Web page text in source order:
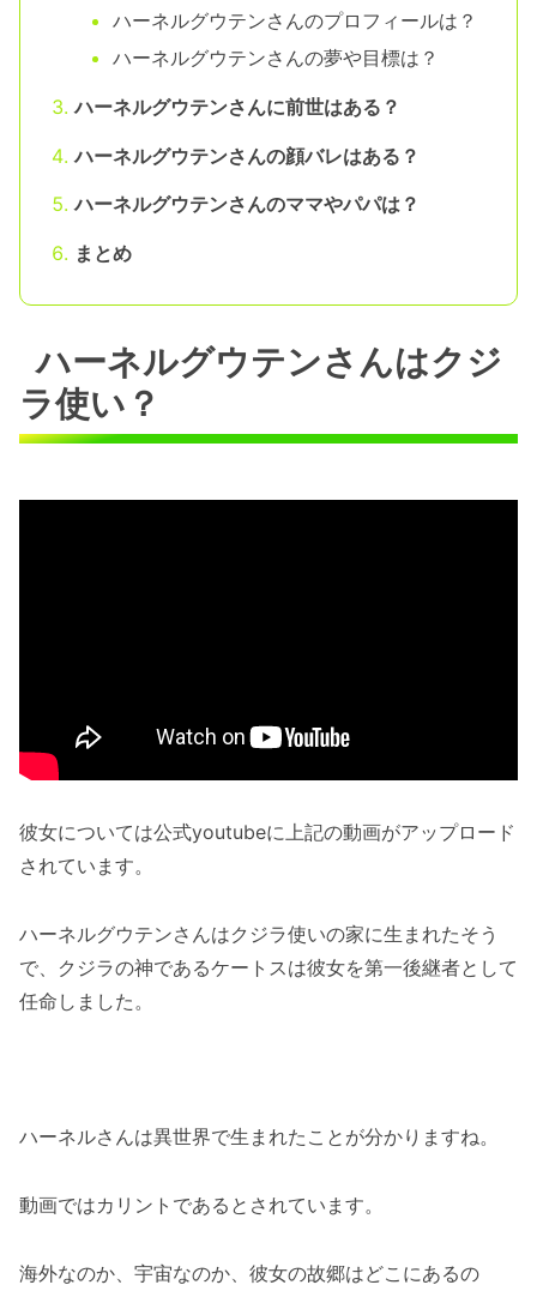
ハーネルグウテンさんのプロフィールは？
ハーネルグウテンさんの夢や目標は？
ハーネルグウテンさんに前世はある？
ハーネルグウテンさんの顔バレはある？
ハーネルグウテンさんのママやパパは？
まとめ
ハーネルグウテンさんはクジ
ラ使い？
彼女については公式youtubeに上記の動画がアップロード
されています。
ハーネルグウテンさんはクジラ使いの家に生まれたそう
で、クジラの神であるケートスは彼女を第一後継者として
任命しました。
ハーネルさんは異世界で生まれたことが分かりますね。
動画ではカリントであるとされています。
海外なのか、宇宙なのか、彼女の故郷はどこにあるの